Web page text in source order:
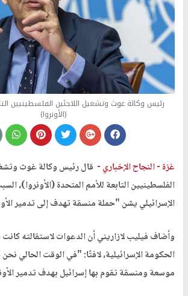
رئيس وكالة غوث وتشغيل اللاجئين الفلسطينيين
(الأونروا)
غزة -النجاح الإخباري - قال رئيس وكالة غوث
الفلسطينيين التابعة للأمم المتحدة (الأونروا)،
الإسرائيلي يشن "حملة منسقة تهدف إلى تدمير
وأضاف فيليب لازاريني أن الدعوات لاستقالته
الحكومة الإسرائيلية، لافتًا: "في الوقت الحالي
موسعة ومنسقة تقوم بها إسرائيل بهدف تدمير